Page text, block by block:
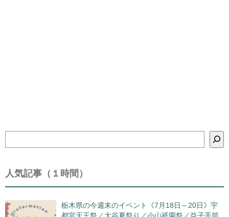
人気記事（１時間）
栃木県の今週末のイベント《7月18日～20日》宇
都宮天王祭／大谷夏祭り／小山祇園祭／益子手筒